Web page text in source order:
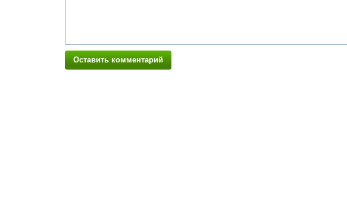
Оставить комментарий